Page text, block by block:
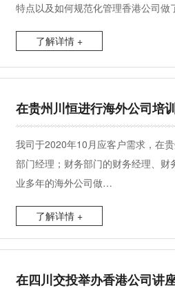
特点以及如何规范化管理香港公司做
了解详情 +
在贵州川恒进行海外公司培
我司于2020年10月应客户需求，在
部门经理；财务部门的财务经理、
业多年的海外公司做…
了解详情 +
在四川交投举办香港公司讲